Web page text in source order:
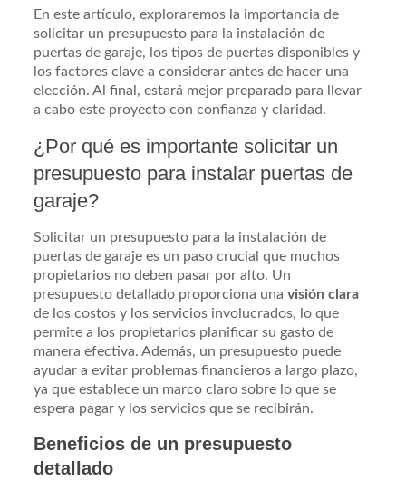
En este artículo, exploraremos la importancia de
solicitar un presupuesto para la instalación de
puertas de garaje, los tipos de puertas disponibles y
los factores clave a considerar antes de hacer una
elección. Al final, estará mejor preparado para llevar
a cabo este proyecto con confianza y claridad.
¿Por qué es importante solicitar un
presupuesto para instalar puertas de
garaje?
Solicitar un presupuesto para la instalación de
puertas de garaje es un paso crucial que muchos
propietarios no deben pasar por alto. Un
presupuesto detallado proporciona unavisión clara
de los costos y los servicios involucrados, lo que
permite a los propietarios planificar su gasto de
manera efectiva. Además, un presupuesto puede
ayudar a evitar problemas financieros a largo plazo,
ya que establece un marco claro sobre lo que se
espera pagar y los servicios que se recibirán.
Beneficios de un presupuesto
detallado